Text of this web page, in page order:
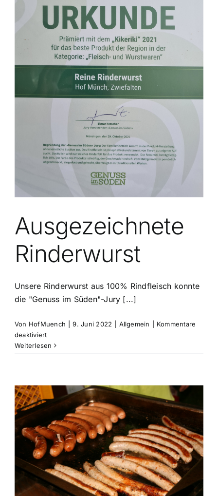
Ausgezeichnete
Rinderwurst
Unsere Rinderwurst aus 100% Rindfleisch konnte
die "Genuss im Süden"-Jury [...]
Von HofMuench 9. Juni 2022 Allgemein
Kommentare
deaktiviertfür
Ausgezeichnete
Weiterlesen